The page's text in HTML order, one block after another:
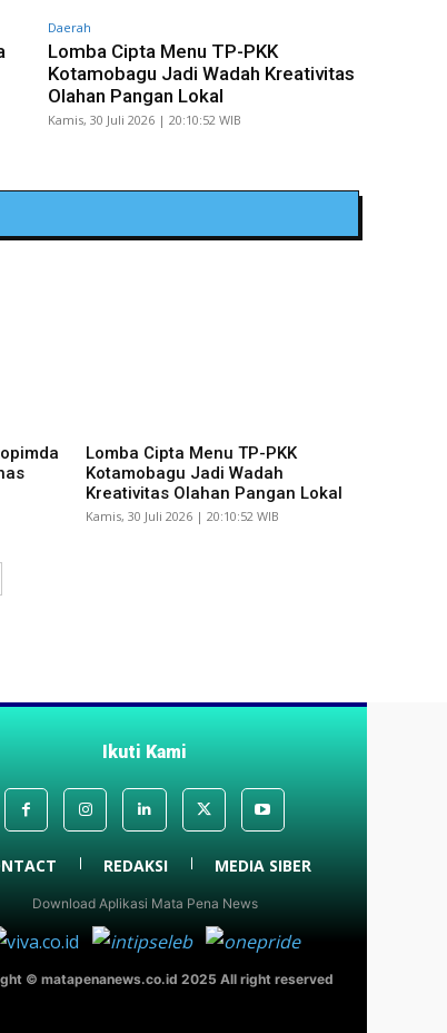
Daerah
Lomba Cipta Menu TP-PKK
Kotamobagu Jadi Wadah Kreativitas
Olahan Pangan Lokal
Kamis, 30 Juli 2026 | 20:10:52 WIB
Lomba Cipta Menu TP-PKK
Kotamobagu Jadi Wadah
Kreativitas Olahan Pangan Lokal
Kamis, 30 Juli 2026 | 20:10:52 WIB
Ikuti Kami
REDAKSI MEDIA SIBER
Download Aplikasi Mata Pena News
© matapenanews.co.id 2025 All right reserved